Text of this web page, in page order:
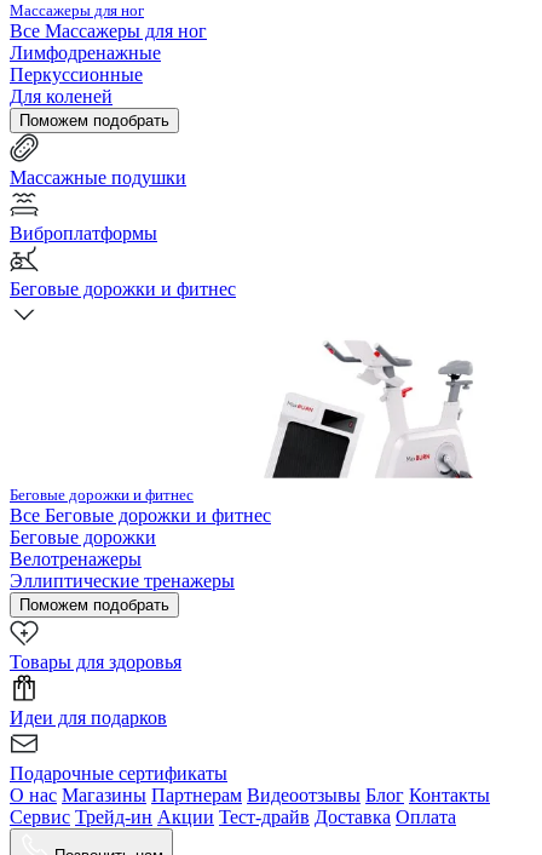
Массажеры для ног
Все Массажеры для ног
Лимфодренажные
Перкуссионные
Для коленей
Поможем подобрать
Массажные подушки
Виброплатформы
Беговые дорожки и фитнес
Беговые дорожки и фитнес
Все Беговые дорожки и фитнес
Беговые дорожки
Велотренажеры
Эллиптические тренажеры
Поможем подобрать
Товары для здоровья
Идеи для подарков
Подарочные сертификаты
О нас Магазины Партнерам Видеоотзывы Блог Контакты
Сервис Трейд-ин Акции Тест-драйв Доставка Оплата